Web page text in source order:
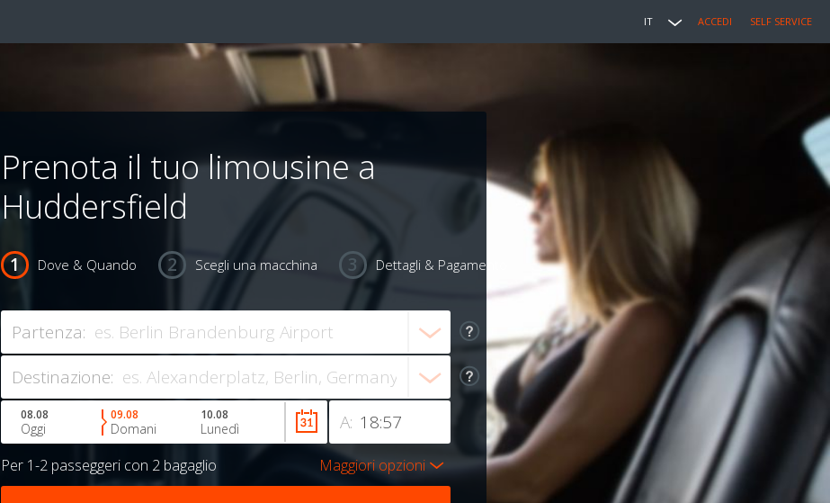
IT ACCEDI SELF SERVICE
Prenota il tuo limousine a
Huddersfield
Dove & Quando Scegli una macchina Dettagli & Pagamento
Partenza:
Destinazione:
A:
08.08
Oggi
09.08
Domani
10.08
Lunedì
Per 1-2 passeggeri con 2 bagaglio Maggiori opzioni